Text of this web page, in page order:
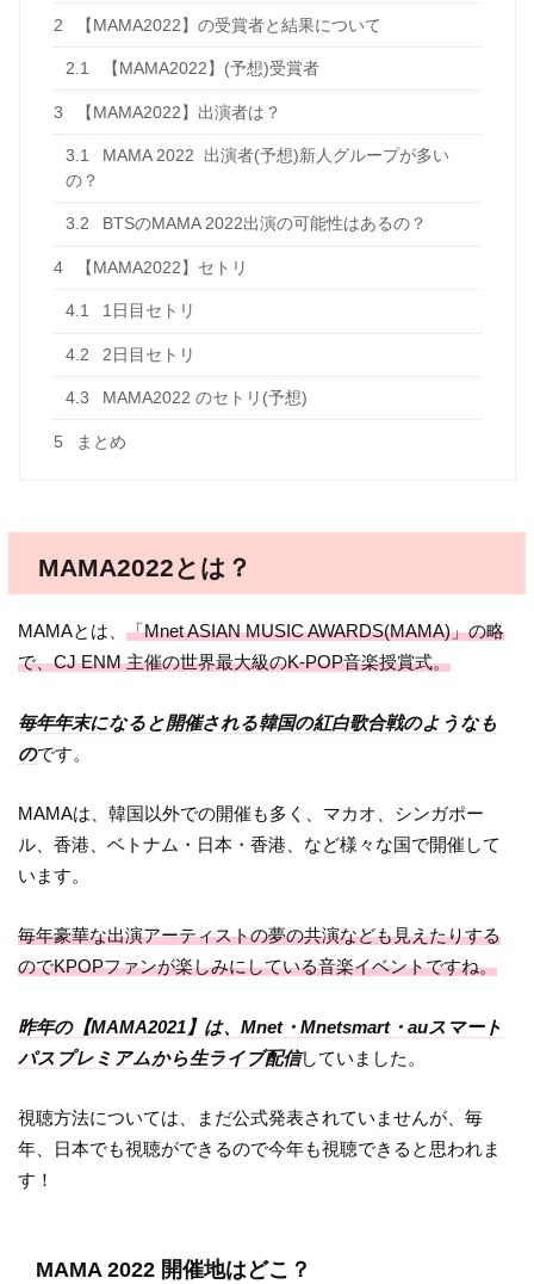
2 【MAMA2022】の受賞者と結果について
2.1 【MAMA2022】(予想)受賞者
3 【MAMA2022】出演者は？
3.1
MAMA 2022 出演者(予想)新人グループが多い
の？
3.2 BTSのMAMA 2022出演の可能性はあるの？
4 【MAMA2022】セトリ
4.1 1日目セトリ
4.2 2日目セトリ
4.3 MAMA2022 のセトリ(予想)
5 まとめ
MAMA2022とは？
MAMAとは、「Mnet ASIAN MUSIC AWARDS(MAMA)」の略
で、CJ ENM 主催の世界最大級のK-POP音楽授賞式。
毎年年末になると開催される韓国の紅白歌合戦のようなも
のです。
MAMAは、韓国以外での開催も多く、マカオ、シンガポー
ル、香港、ベトナム・日本・香港、など様々な国で開催して
います。
毎年豪華な出演アーティストの夢の共演なども見えたりする
のでKPOPファンが楽しみにしている音楽イベントですね。
昨年の【MAMA2021】は、Mnet・Mnetsmart・auスマート
パスプレミアムから生ライブ配信していました。
視聴方法については、まだ公式発表されていませんが、毎
年、日本でも視聴ができるので今年も視聴できると思われま
す！
MAMA 2022 開催地はどこ？